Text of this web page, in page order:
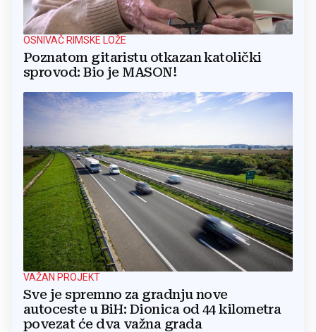
OSNIVAČ RIMSKE LOŽE
Poznatom gitaristu otkazan katolički
sprovod: Bio je MASON!
VAŽAN PROJEKT
Sve je spremno za gradnju nove
autoceste u BiH: Dionica od 44 kilometra
povezat će dva važna grada